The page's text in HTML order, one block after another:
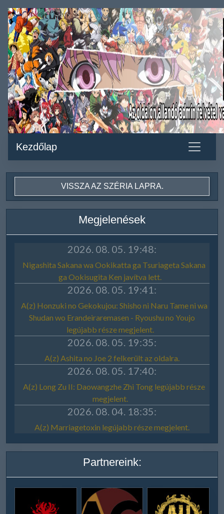
Kezdőlap
VISSZA AZ SZÉRIA LAPRA.
Megjelenések
Partnereink: